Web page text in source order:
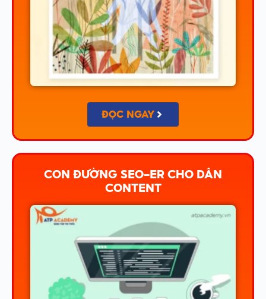
ĐỌC NGAY
CON ĐƯỜNG SEO-ER CHO DÂN
CONTENT